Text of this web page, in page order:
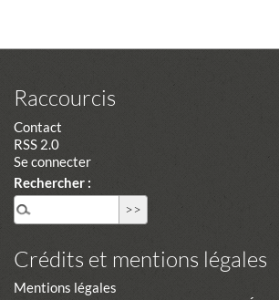
Raccourcis
Contact
RSS 2.0
Se connecter
Rechercher :
Crédits et mentions légales
Mentions légales